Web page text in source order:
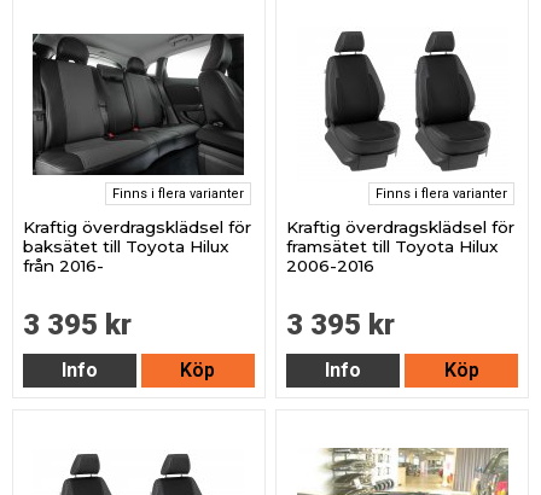
Finns i flera varianter
Kraftig överdragsklädsel för
baksätet till Toyota Hilux
från 2016-
3 395 kr
Info Köp
Finns i flera varianter
Kraftig överdragsklädsel för
framsätet till Toyota Hilux
2006-2016
3 395 kr
Info Köp